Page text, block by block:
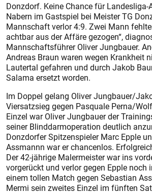
Donzdorf. Keine Chance für Landesliga-
Nabern im Gastspiel bei Meister TG
Mannschaft verlor 4:9. Zwei Mann
achtbar aus der Affäre gezogen“,
Mannschaftsführer Oliver Jungbauer.
Andreas Braun waren wegen Krankheit
Lautertal gefahren und durch Jakob
Salama ersetzt worden.
Im Doppel gelang Oliver Jungbauer/
Viersatzsieg gegen Pasquale Perna/
Einzel war Oliver Jungbauer der
seiner Blinddarmoperation deutlich
Donzdorfer Spitzenspieler Marc Epple
Assmannn war er chancenlos.
Der 42-jährige Malermeister war ins
vorgerückt und verlor gegen Epple noch
einem tollen Match gegen Sebastian
Mermi sein zweites Einzel im fünften